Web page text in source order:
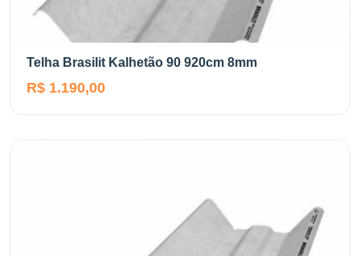
Telha Brasilit Kalhetão 90 920cm 8mm
R$ 1.190,00